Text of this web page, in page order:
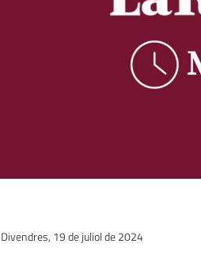
Divendres, 19 de juliol de 2024